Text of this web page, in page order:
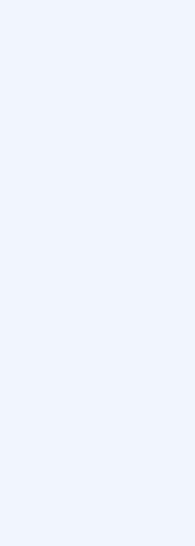
ービスは独自性があり、その機能
感じています。将来的には、その
げる展開をしていきたいです。
お客さまの日々の買い物をもっと
する——その想いを胸に、学びの
化させていきます。
セージ
から
つくろう
があり、自分に合う仕事を見
りません。実際に働いてみて
いものです。だからこそ、
切にしてほしいと思います。 私
こと」「挑戦すること」とい
事に通じています。自分の好
れを活かせる場所を見つけて